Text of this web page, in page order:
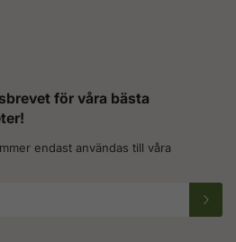
för våra bästa
endast användas till våra